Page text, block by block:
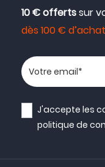
10 € offertssur
dès 100 €
Votre adresse
J'accepte les
politique de